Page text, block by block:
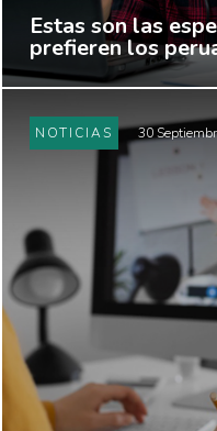
Estas son las
prefieren los
NOTICIAS 30